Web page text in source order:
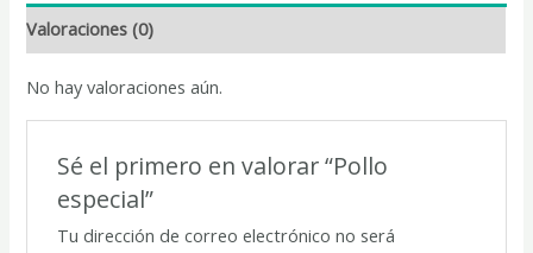
Valoraciones (0)
No hay valoraciones aún.
Sé el primero en valorar “Pollo
especial”
Tu dirección de correo electrónico no será